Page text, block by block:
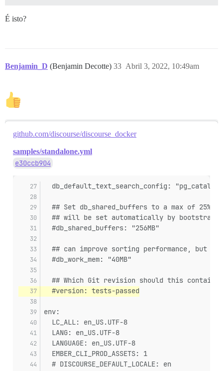
É isto?
Benjamin_D (Benjamin Decotte) Abril 3, 2022, 10:49am
33
github.com/discourse/discourse_docker
samples/standalone.yml
e30ccb904
db_default_text_search_config:
## Set db_shared_buffers to a max of 25%
## will be set automatically by bootstrap
  #db_shared_buffers: "256MB"
## can improve sorting performance, but
  #db_work_mem: "40MB"
## Which Git revision should this
  #version: tests-passed
env:
  LC_ALL: en_US.UTF-8
  LANG: en_US.UTF-8
  LANGUAGE: en_US.UTF-8
  EMBER_CLI_PROD_ASSETS: 1
  # DISCOURSE_DEFAULT_LOCALE: en